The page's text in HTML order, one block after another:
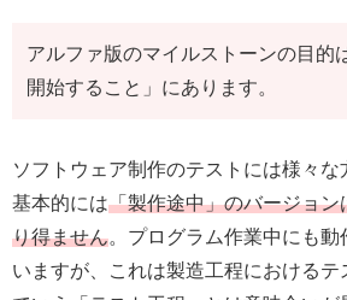
アルファ版のマイルストーンの目的
開始すること」にあります。
ソフトウェア制作のテストには様々な
基本的には「製作途中」のバージョン
り得ません。プログラム作業中にも
いますが、これは製造工程におけるテ